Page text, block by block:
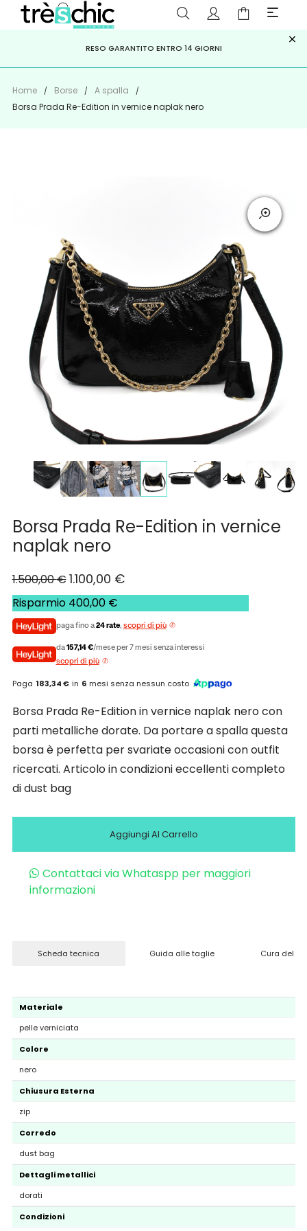
PAGA A RATE CONKLARNA,HEYLIGHT, APPAGO
ISCRIVITI ALLA NEWSLETTER PER NON PERDERE SCONTI E
OFFERTE IMPERDIBILI!
RESO GARANTITO ENTRO 14 GIORNI ×
Home Borse
A spalla
Borsa Prada Re-Edition in vernice naplak nero
Borsa Prada Re-Edition in vernice
naplak nero
1.500,00€1.100,00 €
Risparmio 400,00 €
paga fino a24 rate, scopri di più
da157,14 €/mese per 7 mesi senza interessi
scopri di più
Paga 183,34 € in 6 mesi senza nessun costo
Borsa Prada Re-Edition in vernice naplak nero con
parti metalliche dorate. Da portare a spalla questa
borsa è perfetta per svariate occasioni con outfit
ricercati. Articolo in condizioni eccellenti completo
di dust bag
Aggiungi Al Carrello
Contattaci via Whataspp per maggiori
informazioni
Scheda tecnica Guida alle taglie Cura del
Materiale
pelle verniciata
Colore
nero
Chiusura Esterna
zip
Corredo
dust bag
Dettagli metallici
dorati
Condizioni